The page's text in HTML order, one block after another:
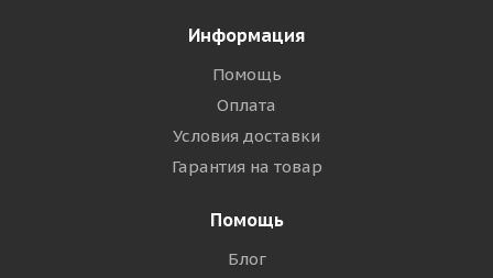
Информация
Помощь
Оплата
Условия доставки
Гарантия на товар
Помощь
Блог